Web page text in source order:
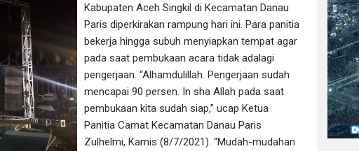
Kabupaten Aceh Singkil di Kecamatan Danau
Paris diperkirakan rampung hari ini. Para panitia
bekerja hingga subuh menyiapkan tempat agar
pada saat pembukaan acara tidak adalagi
pengerjaan. “Alhamdulillah. Pengerjaan sudah
mencapai 90 persen. In sha Allah pada saat
pembukaan kita sudah siap,” ucap Ketua
Panitia Camat Kecamatan Danau Paris
Zulhelmi, Kamis (8/7/2021). “Mudah-mudahan